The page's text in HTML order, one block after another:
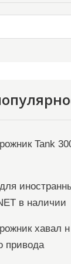
Tank
в наличии
хавал
привода